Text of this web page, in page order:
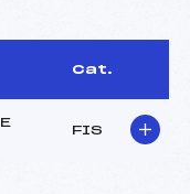
Cat.
FIS